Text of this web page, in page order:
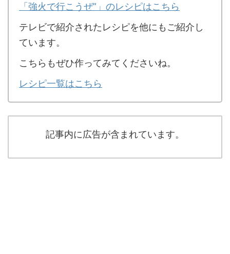
「強火で行こうぜ”」のレシピはこちら
テレビで紹介されたレシピを他にもご紹介し
ています。
こちらもぜひ作ってみてくださいね。
レシピ一覧はこちら
記事内に広告が含まれています。